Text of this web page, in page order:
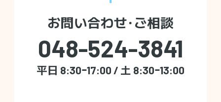
お問い合わせ・ご相談
048-524-3841
平日 8:30ｰ17:00 / 土 8:30ｰ13:00